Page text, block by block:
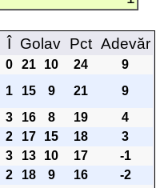
Î Golav Pct Adevăr
0 21 10 24
9
1 15 9 21
9
3 16 8 19
4
2 17 15 18
3
3 13 10 17
-1
2 18 9 16
-2